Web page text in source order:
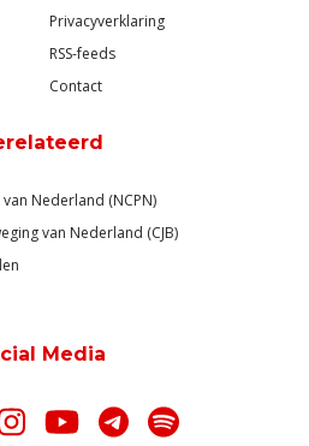
Privacyverklaring
RSS-feeds
Contact
Nederland (NCPN)
van Nederland (CJB)
Media